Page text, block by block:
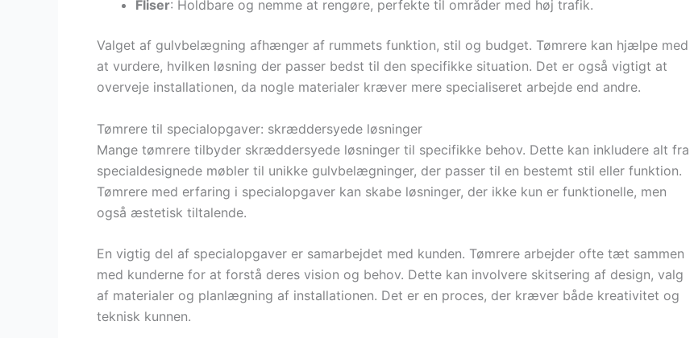
Fliser: Holdbare og nemme at rengøre, perfekte til områder med høj trafik.
Valget af gulvbelægning afhænger af rummets funktion, stil og budget. Tømrere kan hjælpe med
at vurdere, hvilken løsning der passer bedst til den specifikke situation. Det er også vigtigt at
overveje installationen, da nogle materialer kræver mere specialiseret arbejde end andre.
Tømrere til specialopgaver: skræddersyede løsninger
Mange tømrere tilbyder skræddersyede løsninger til specifikke behov. Dette kan inkludere alt fra
specialdesignede møbler til unikke gulvbelægninger, der passer til en bestemt stil eller funktion.
Tømrere med erfaring i specialopgaver kan skabe løsninger, der ikke kun er funktionelle, men
også æstetisk tiltalende.
En vigtig del af specialopgaver er samarbejdet med kunden. Tømrere arbejder ofte tæt sammen
med kunderne for at forstå deres vision og behov. Dette kan involvere skitsering af design, valg
af materialer og planlægning af installationen. Det er en proces, der kræver både kreativitet og
teknisk kunnen.